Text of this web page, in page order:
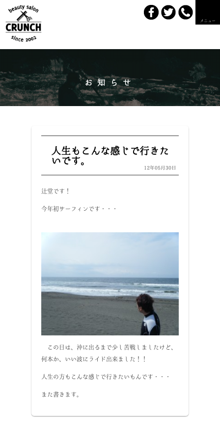
メニュー
お知らせ
人生もこんな感じで行きた
いです。
12年05月30日
辻堂です！
今年初サーフィンです・・・
この日は、沖に出るまで少し苦戦しましたけど、
何本か、いい波にライド出来ました！！
人生の方もこんな感じで行きたいもんです・・・
また書きます。